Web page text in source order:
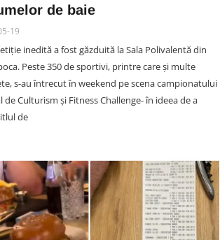
de baie
19
inedită a fost găzduită la Sala Polivalentă din
Peste 350 de sportivi, printre care și multe
s-au întrecut în weekend pe scena campionatului
de Culturism și Fitness Challenge- în ideea de a
de
VIDEO. Lewis Capaldi, concert
SENZAȚIONAL pe Cluj Arena.
Publicul a cântat împreună cu
artistul piesa „Before You Go” la
final